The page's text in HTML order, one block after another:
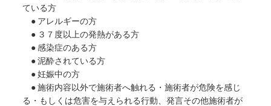
ている方
● アレルギーの方
● ３７度以上の発熱がある方
● 感染症のある方
● 泥酔されている方
● 妊娠中の方
● 施術内容以外で施術者へ触れる・施術者が危険を感じ
る・もしくは危害を与えられる行動、発言その他施術者が